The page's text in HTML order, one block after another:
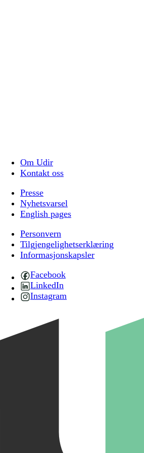
Om Udir
Kontakt oss
Presse
Nyhetsvarsel
English pages
Personvern
Tilgjengelighetserklæring
Informasjonskapsler
Facebook
LinkedIn
Instagram